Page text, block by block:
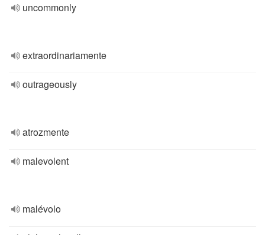
uncommonly
extraordinariamente
outrageously
atrozmente
malevolent
malévolo